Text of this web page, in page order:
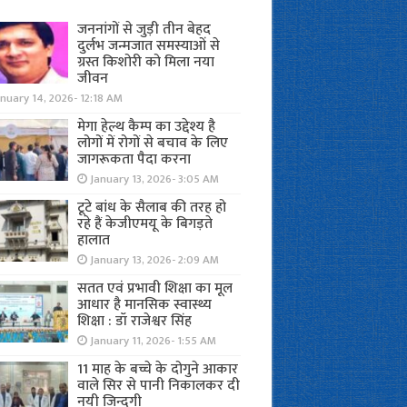
जननांगों से जुड़ी तीन बेहद
दुर्लभ जन्मजात समस्याओं से
ग्रस्त किशोरी को मिला नया
जीवन
14, 2026- 12:18 AM
मेगा हेल्थ कैम्प का उद्देश्य है
लोगों में रोगों से बचाव के लिए
जागरूकता पैदा करना
January 13, 2026- 3:05 AM
टूटे बांध के सैलाब की तरह हो
रहे हैं केजीएमयू के बिगड़ते
हालात
January 13, 2026- 2:09 AM
सतत एवं प्रभावी शिक्षा का मूल
आधार है मानसिक स्वास्थ्य
शिक्षा : डॉ राजेश्वर सिंह
January 11, 2026- 1:55 AM
11 माह के बच्चे के दोगुने आकार
वाले सिर से पानी निकालकर दी
नयी जिन्दगी